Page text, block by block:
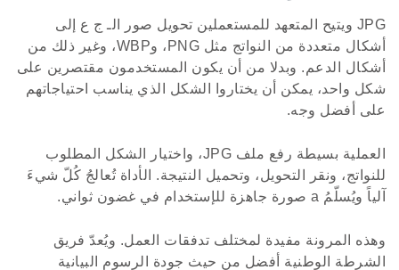
JPG ويتيح المتعهد للمستعملين تحويل صور الـ ج ع إلى
أشكال متعددة من النواتج مثل PNG، وWBP، وغير ذلك من
أشكال الدعم. وبدلا من أن يكون المستخدمون مقتصرين على
شكل واحد، يمكن أن يختاروا الشكل الذي يناسب احتياجاتهم
على أفضل وجه.
العملية بسيطة رفع ملف JPG، واختيار الشكل المطلوب
للنواتج، ونقر التحويل، وتحميل النتيجة. الأداة تُعالجُ كُلّ شيءَ
آلياً ويُسلّمُ a صورة جاهزة للإستخدام في غضون ثواني.
وهذه المرونة مفيدة لمختلف تدفقات العمل. ويُعدّ فريق
الشرطة الوطنية أفضل من حيث جودة الرسوم البيانية